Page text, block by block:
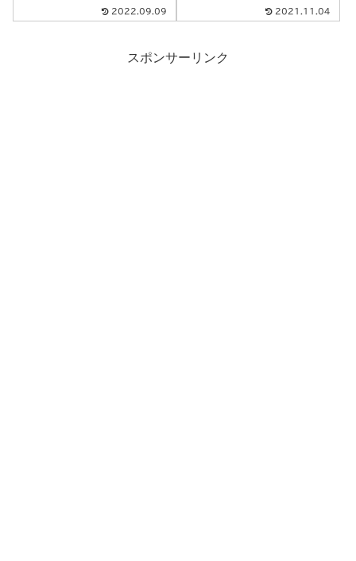
山登りに欠かせないのは、ヘッ
も増えてきました。必要な時に
ちゃんと点灯しな>続きを読む
2022.09.09
サイズは25.5センチなので、そ
のサイズで買ったのですが、指
もんかなと>続きを読む
2021.11.04
スポンサーリンク